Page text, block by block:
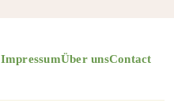
ImpressumÜber unsContact